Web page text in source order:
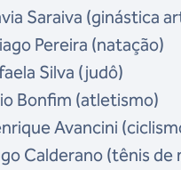
Saraiva (ginástica
Pereira (natação)
Silva (judô)
Bonfim (atletismo)
Avancini
Calderano (tênis de